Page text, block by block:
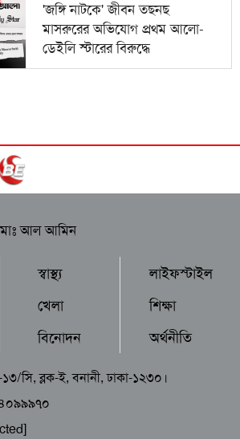
'জঙ্গি নাটকে' জীবন তছনছ
মাসরুরের অভিযোগ প্রথম আলো-
ডেইলি স্টারের বিরুদ্ধে
আল আমিন
স্বাস্থ্য
খেলা
বিনোদন
লাইফস্টাইল
শিক্ষা
অর্থনীতি
সি, ব্লক-ই, বনানী, ঢাকা-১২৩০।